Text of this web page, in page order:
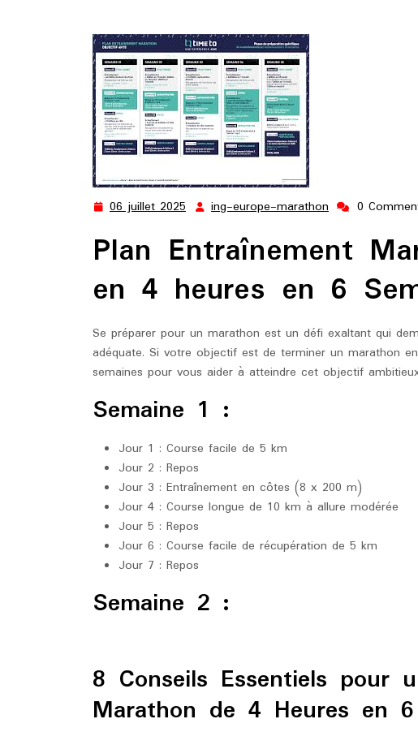
06 juillet 2025 06
2025
ing-europe-marathon ing-
marathon
0
Plan Entraînement
en 4 heures en 6
Se préparer pour un marathon est un défi exaltant qui
adéquate. Si votre objectif est de terminer un marathon
semaines pour vous aider à atteindre cet objectif
Semaine 1 :
Jour 1 : Course facile de 5 km
Jour 2 : Repos
Jour 3 : Entraînement en côtes (8 x 200 m)
Jour 4 : Course longue de 10 km à allure modérée
Jour 5 : Repos
Jour 6 : Course facile de récupération de 5 km
Jour 7 : Repos
Semaine 2 :
8 Conseils Essentiels pour
Marathon de 4 Heures en 6